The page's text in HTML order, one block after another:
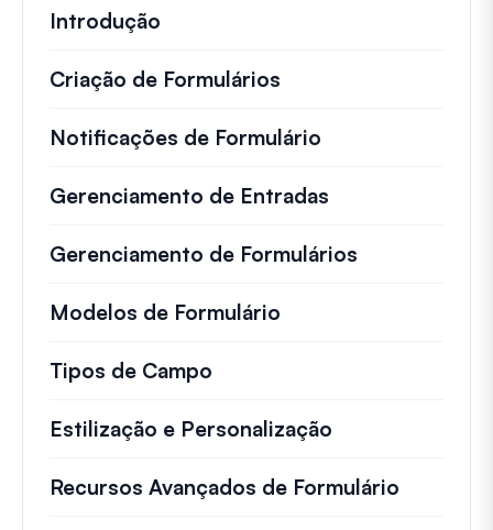
Introdução
Criação de Formulários
Notificações de Formulário
Gerenciamento de Entradas
Gerenciamento de Formulários
Modelos de Formulário
Tipos de Campo
Estilização e Personalização
Recursos Avançados de Formulário